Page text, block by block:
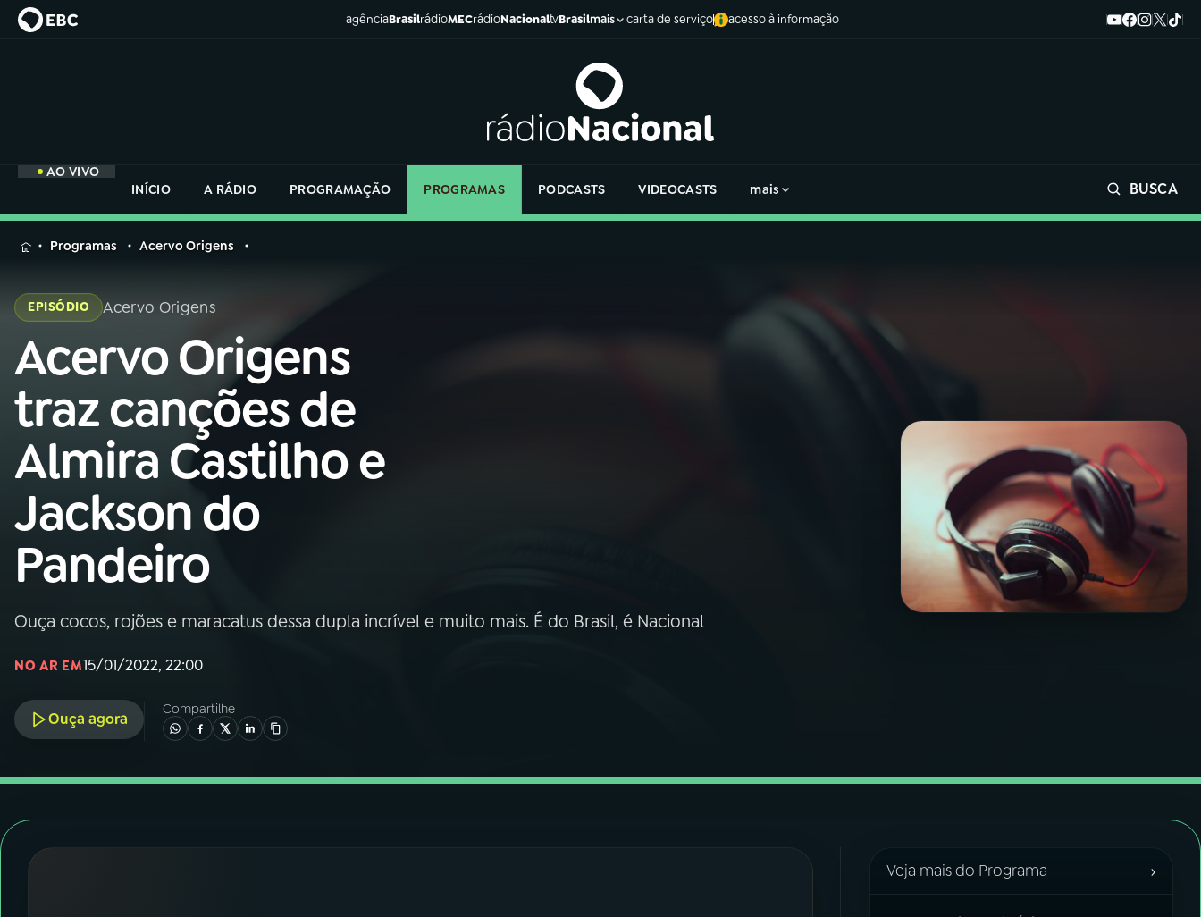
agênciaBrasilrádioMECrádioNacionaltvBrasilmais carta de serviço acesso à informação
AO VIVO
INÍCIO
A RÁDIO PROGRAMAÇÃO PROGRAMAS PODCASTS VIDEOCASTS mais BUSCA
MENU
Buscar
na
Rádio
Nacional
AO VIVO
01INÍCIO
02A RÁDIO
03 PROGRAMAÇÃO
04PROGRAMAS
na
Rádio
Programas Acervo Origens
EPISÓDIO Acervo Origens
Acervo Origens
traz canções de
Almira Castilho e
Jackson do
Pandeiro
Ouça cocos, rojões e maracatus dessa dupla incrível e muito mais. É do Brasil, é Nacional
NO AR EM15/01/2022, 22:00
Ouça agora
Compartilhe
Veja mais do Programa ›